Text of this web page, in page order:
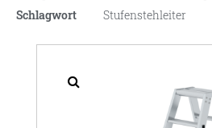
Schlagwort
Stufenstehleiter